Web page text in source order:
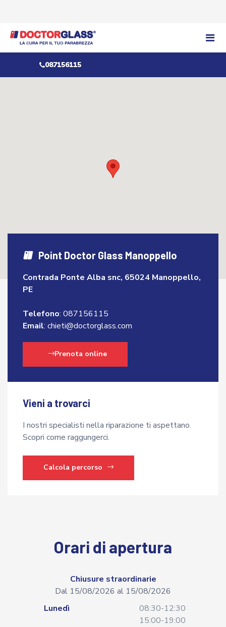
087156115
Point Doctor Glass Manoppello
Contrada Ponte Alba snc, 65024 Manoppello,
PE
Telefono: 087156115
Email: chieti@doctorglass.com
Prenota online
Vieni a trovarci
I nostri specialisti nella riparazione ti aspettano.
Scopri come raggungerci.
Calcola percorso
Orari di apertura
Chiusure straordinarie
Dal 15/08/2026 al 15/08/2026
Lunedì
08:30-12:30
15:00-19:00